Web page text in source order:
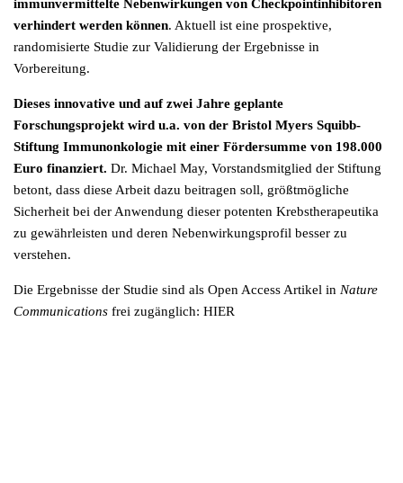
immunvermittelte Nebenwirkungen von Checkpointinhibitoren
verhindert werden können. Aktuell ist eine prospektive,
randomisierte Studie zur Validierung der Ergebnisse in
Vorbereitung.
Dieses innovative und auf zwei Jahre geplante
Forschungsprojekt wird u.a. von der Bristol Myers Squibb-
Stiftung Immunonkologie mit einer Fördersumme von 198.000
Euro finanziert. Dr. Michael May, Vorstandsmitglied der Stiftung
betont, dass diese Arbeit dazu beitragen soll, größtmögliche
Sicherheit bei der Anwendung dieser potenten Krebstherapeutika
zu gewährleisten und deren Nebenwirkungsprofil besser zu
verstehen.
Die Ergebnisse der Studie sind als Open Access Artikel in Nature
Communications frei zugänglich: HIER